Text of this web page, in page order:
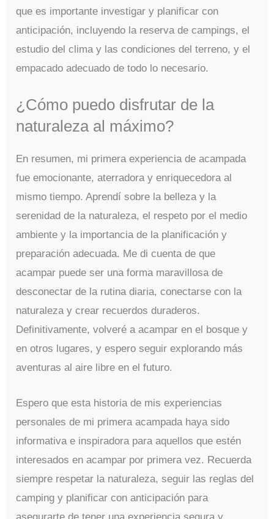
que es importante investigar y planificar con
anticipación, incluyendo la reserva de campings, el
estudio del clima y las condiciones del terreno, y el
empacado adecuado de todo lo necesario.
¿Cómo puedo disfrutar de la
naturaleza al máximo?
En resumen, mi primera experiencia de acampada
fue emocionante, aterradora y enriquecedora al
mismo tiempo. Aprendí sobre la belleza y la
serenidad de la naturaleza, el respeto por el medio
ambiente y la importancia de la planificación y
preparación adecuada. Me di cuenta de que
acampar puede ser una forma maravillosa de
desconectar de la rutina diaria, conectarse con la
naturaleza y crear recuerdos duraderos.
Definitivamente, volveré a acampar en el bosque y
en otros lugares, y espero seguir explorando más
aventuras al aire libre en el futuro.
Espero que esta historia de mis experiencias
personales de mi primera acampada haya sido
informativa e inspiradora para aquellos que estén
interesados en acampar por primera vez. Recuerda
siempre respetar la naturaleza, seguir las reglas del
camping y planificar con anticipación para